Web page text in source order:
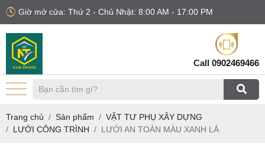
Giờ mở cửa: Thứ 2 - Chủ Nhật: 8:00 AM - 17:00 PM
Call 0902469466
Trang chủ Sản phẩm
VẬT TƯ PHỤ XÂY DỰNG
LƯỚI CÔNG TRÌNH
LƯỚI AN TOÀN MÀU XANH LÁ